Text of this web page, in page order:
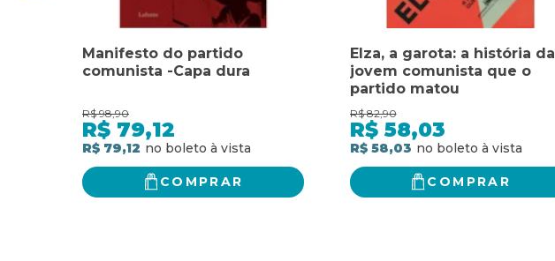
Manifesto do partido
comunista -Capa dura
R$ 98,90
R$ 79,12
R$ 79,12
COMPRAR
Elza, a garota: a história da
jovem comunista que o
partido matou
R$ 82,90
R$ 58,03
R$ 58,03
COMPRAR